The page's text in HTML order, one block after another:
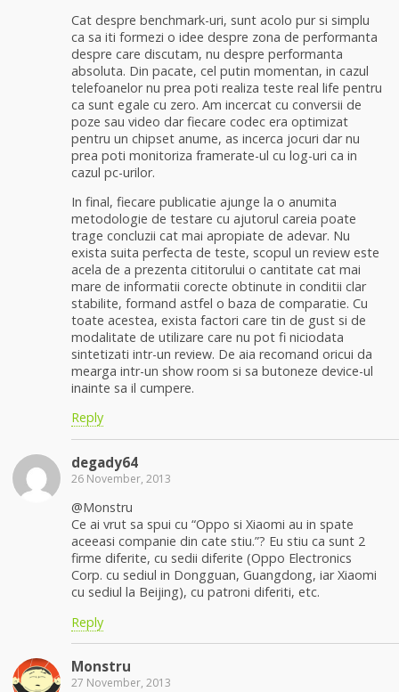
Cat despre benchmark-uri, sunt acolo pur si simplu
ca sa iti formezi o idee despre zona de performanta
despre care discutam, nu despre performanta
absoluta. Din pacate, cel putin momentan, in cazul
telefoanelor nu prea poti realiza teste real life pentru
ca sunt egale cu zero. Am incercat cu conversii de
poze sau video dar fiecare codec era optimizat
pentru un chipset anume, as incerca jocuri dar nu
prea poti monitoriza framerate-ul cu log-uri ca in
cazul pc-urilor.
In final, fiecare publicatie ajunge la o anumita
metodologie de testare cu ajutorul careia poate
trage concluzii cat mai apropiate de adevar. Nu
exista suita perfecta de teste, scopul un review este
acela de a prezenta cititorului o cantitate cat mai
mare de informatii corecte obtinute in conditii clar
stabilite, formand astfel o baza de comparatie. Cu
toate acestea, exista factori care tin de gust si de
modalitate de utilizare care nu pot fi niciodata
sintetizati intr-un review. De aia recomand oricui da
mearga intr-un show room si sa butoneze device-ul
inainte sa il cumpere.
Reply
degady64
26 November, 2013
@Monstru
Ce ai vrut sa spui cu “Oppo si Xiaomi au in spate
aceeasi companie din cate stiu.”? Eu stiu ca sunt 2
firme diferite, cu sedii diferite (Oppo Electronics
Corp. cu sediul in Dongguan, Guangdong, iar Xiaomi
cu sediul la Beijing), cu patroni diferiti, etc.
Reply
Monstru
27 November, 2013